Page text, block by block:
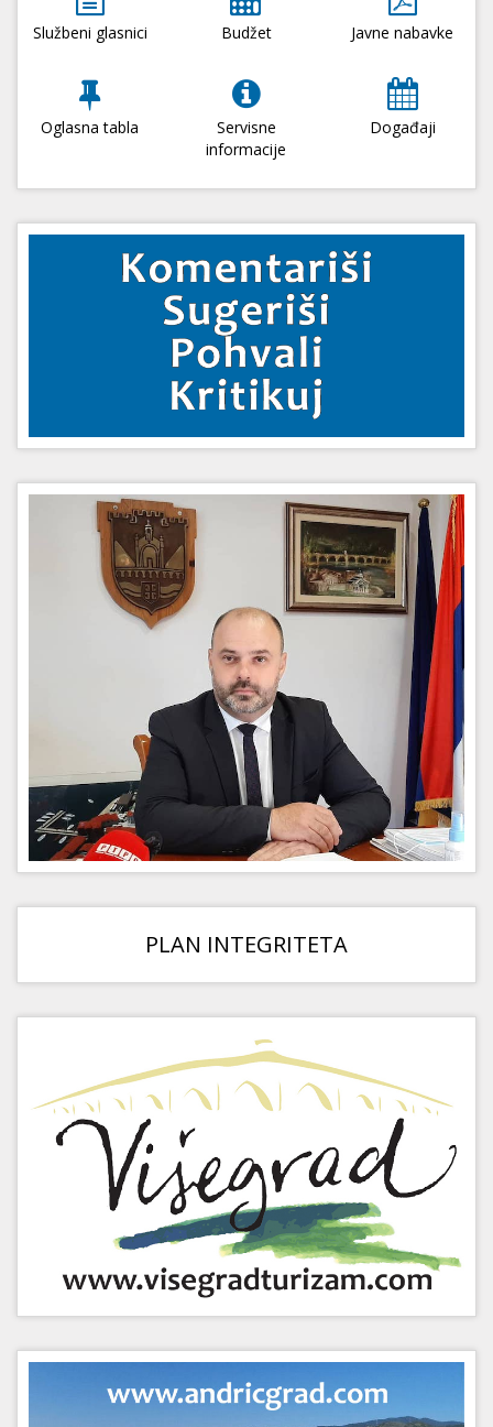
Službeni glasnici Budžet Javne nabavke
Oglasna tabla
Servisne
informacije
Događaji
PLAN INTEGRITETA